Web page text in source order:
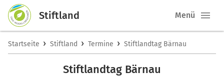
Stiftland Menü
Startseite › Stiftland › Termine › Stiftlandtag Bärnau
Stiftlandtag Bärnau